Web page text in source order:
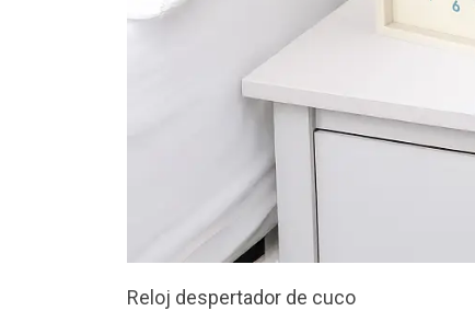
El cuco sale de la casita